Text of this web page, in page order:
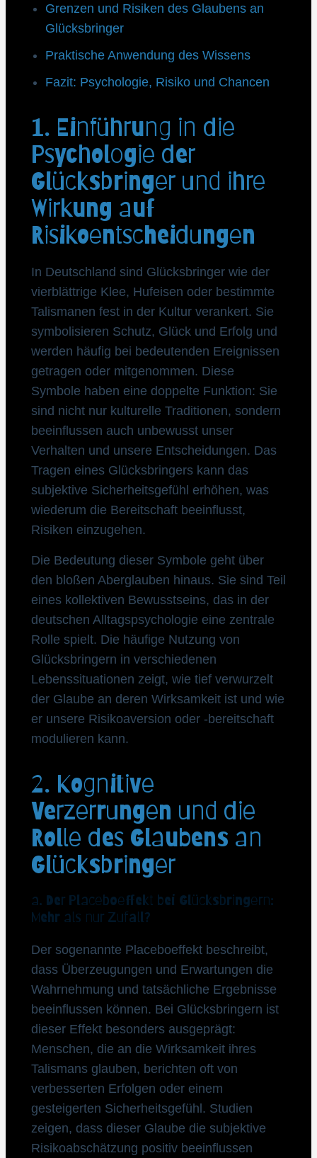
Grenzen und Risiken des Glaubens an
Glücksbringer
Praktische Anwendung des Wissens
Fazit: Psychologie, Risiko und Chancen
1. Einführung in die
Psychologie der
Glücksbringer und ihre
Wirkung auf
Risikoentscheidungen
In Deutschland sind Glücksbringer wie der
vierblättrige Klee, Hufeisen oder bestimmte
Talismanen fest in der Kultur verankert. Sie
symbolisieren Schutz, Glück und Erfolg und
werden häufig bei bedeutenden Ereignissen
getragen oder mitgenommen. Diese
Symbole haben eine doppelte Funktion: Sie
sind nicht nur kulturelle Traditionen, sondern
beeinflussen auch unbewusst unser
Verhalten und unsere Entscheidungen. Das
Tragen eines Glücksbringers kann das
subjektive Sicherheitsgefühl erhöhen, was
wiederum die Bereitschaft beeinflusst,
Risiken einzugehen.
Die Bedeutung dieser Symbole geht über
den bloßen Aberglauben hinaus. Sie sind Teil
eines kollektiven Bewusstseins, das in der
deutschen Alltagspsychologie eine zentrale
Rolle spielt. Die häufige Nutzung von
Glücksbringern in verschiedenen
Lebenssituationen zeigt, wie tief verwurzelt
der Glaube an deren Wirksamkeit ist und wie
er unsere Risikoaversion oder -bereitschaft
modulieren kann.
2. Kognitive
Verzerrungen und die
Rolle des Glaubens an
Glücksbringer
a. Der Placeboeffekt bei Glücksbringern:
Mehr als nur Zufall?
Der sogenannte Placeboeffekt beschreibt,
dass Überzeugungen und Erwartungen die
Wahrnehmung und tatsächliche Ergebnisse
beeinflussen können. Bei Glücksbringern ist
dieser Effekt besonders ausgeprägt:
Menschen, die an die Wirksamkeit ihres
Talismans glauben, berichten oft von
verbesserten Erfolgen oder einem
gesteigerten Sicherheitsgefühl. Studien
zeigen, dass dieser Glaube die subjektive
Risikoabschätzung positiv beeinflussen